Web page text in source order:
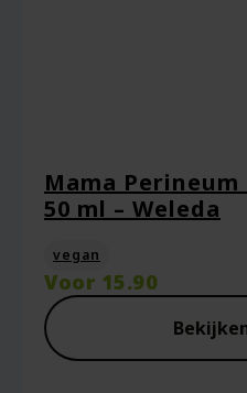
Mama Perineum
50 ml – Weleda
vegan
Voor 15.90